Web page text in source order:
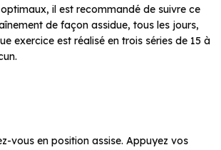
il est recommandé de suivre ce
de façon assidue, tous les jours,
exercice est réalisé en trois séries de 15 à
vous en position assise. Appuyez vos